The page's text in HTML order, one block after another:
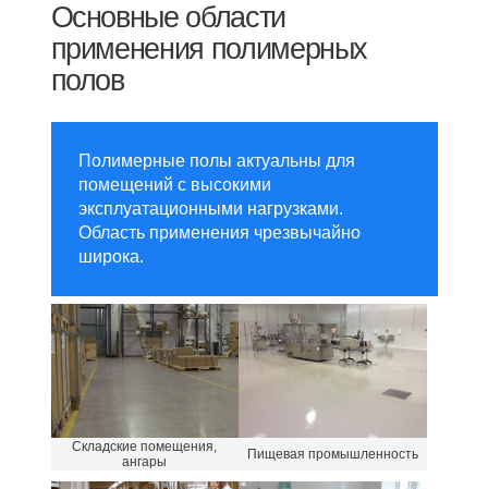
Основные области
применения полимерных
полов
Складские помещения,
ангары
Пищевая промышленность
Полимерные полы актуальны для
помещений с высокими
эксплуатационными нагрузками.
Область применения чрезвычайно
широка.